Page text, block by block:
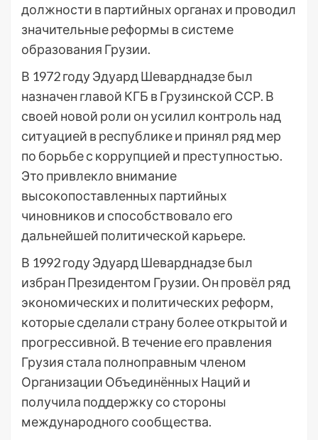
должности в партийных органах и проводил
значительные реформы в системе
образования Грузии.
В 1972 году Эдуард Шеварднадзе был
назначен главой КГБ в Грузинской ССР. В
своей новой роли он усилил контроль над
ситуацией в республике и принял ряд мер
по борьбе с коррупцией и преступностью.
Это привлекло внимание
высокопоставленных партийных
чиновников и способствовало его
дальнейшей политической карьере.
В 1992 году Эдуард Шеварднадзе был
избран Президентом Грузии. Он провёл ряд
экономических и политических реформ,
которые сделали страну более открытой и
прогрессивной. В течение его правления
Грузия стала полноправным членом
Организации Объединённых Наций и
получила поддержку со стороны
международного сообщества.